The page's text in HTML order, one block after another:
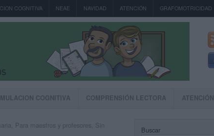
COGNITIVA NEAE NAVIDAD ATENCIÓN GRAFOMOTRICIDAD
COGNITIVA COMPRENSIÓN LECTORA ATENCIÓN
Para maestros y profesores Sin
Buscar